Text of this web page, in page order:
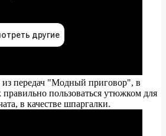
из передач "Модный приговор", в
правильно пользоваться утюжком для
в качестве шпаргалки.